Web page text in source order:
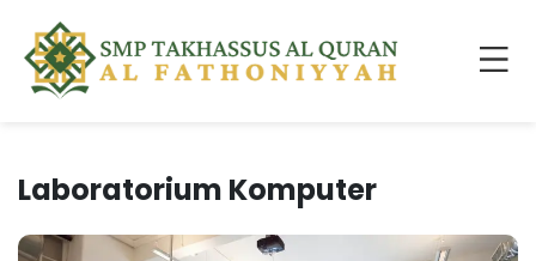
Laboratorium Komputer